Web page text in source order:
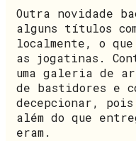
Outra novidade
alguns títulos
localmente, o
as jogatinas.
uma galeria de
de bastidores e
decepcionar,
além do que
eram.